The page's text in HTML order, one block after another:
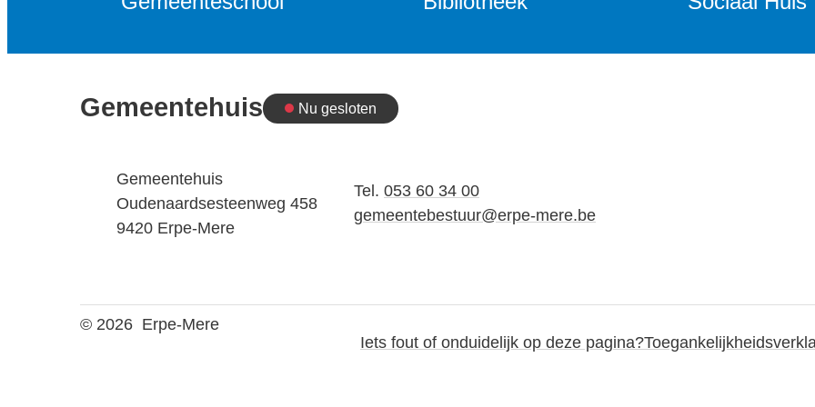
GemeentehuisVandaag
Nu gesloten
AdresGemeentehuis
Oudenaardsesteenweg 458
,9420 Erpe-Mere
053 60 34 00
E-mailgemeentebestuur@erpe-mere.be
© 2026 Erpe-Mere
Iets fout of onduidelijk op deze pagina?